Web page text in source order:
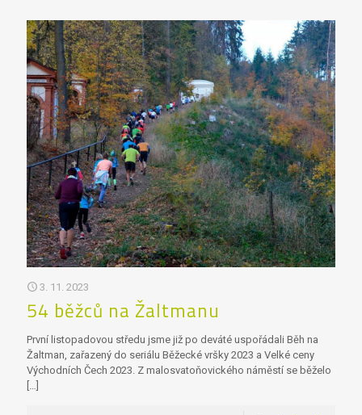
3. 11. 2023
54 běžců na Žaltmanu
První listopadovou středu jsme již po deváté uspořádali Běh na
Žaltman, zařazený do seriálu Běžecké vršky 2023 a Velké ceny
Východních Čech 2023. Z malosvatoňovického náměstí se běželo